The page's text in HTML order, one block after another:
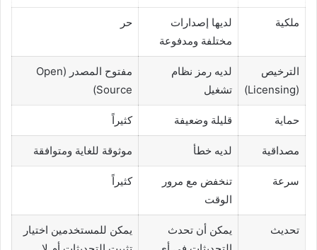
ملكية
لديها إصدارات
مختلفة ومدفوعة
حر
الترخيص
(Licensing)
لديه رمز نظام
تشغيل
مفتوح المصدر (Open
Source)
حماية قليلة وضعيفة كثيراً
مصداقية لديه خطأ موثوقة للغاية ومتوافقة
سرعة
تنخفض مع مرور
الوقت
كثيراً
تحديث
يمكن أن تحدث
يمكن للمستخدمين اختيار